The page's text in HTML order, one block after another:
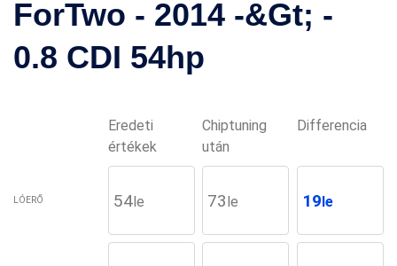
ForTwo - 2014 -&gt; -
0.8 CDI 54hp
Eredeti
értékek
Chiptuning
után
Differencia
LÓERŐ 54le 73le 19le